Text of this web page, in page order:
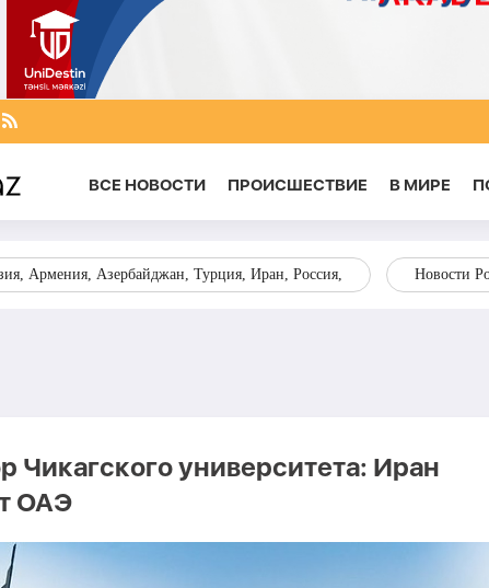
ВСЕ НОВОСТИ ПРОИСШЕСТВИЕ В МИРЕ
Армения, Азербайджан, Турция, Иран, Россия, Новости
Чикагского университета: Иран
ОАЭ